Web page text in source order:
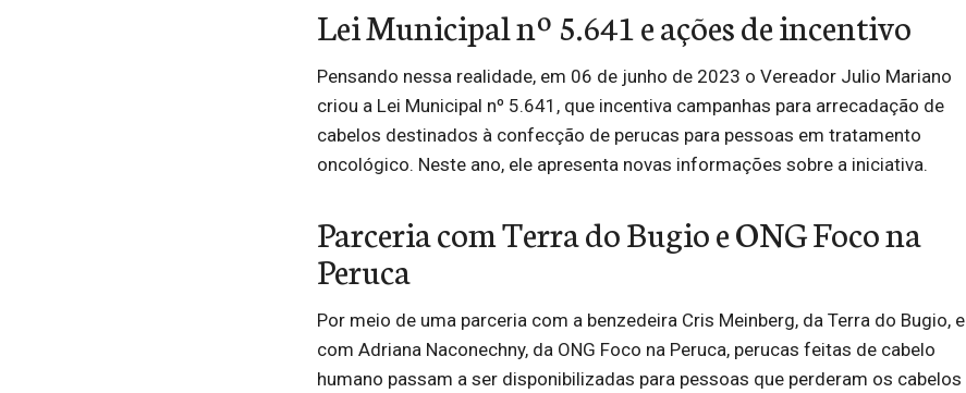
Lei Municipal nº 5.641 e ações de incentivo
Pensando nessa realidade, em 06 de junho de 2023 o Vereador Julio Mariano
criou a Lei Municipal nº 5.641, que incentiva campanhas para arrecadação de
cabelos destinados à confecção de perucas para pessoas em tratamento
oncológico. Neste ano, ele apresenta novas informações sobre a iniciativa.
Parceria com Terra do Bugio e ONG Foco na
Peruca
Por meio de uma parceria com a benzedeira Cris Meinberg, da Terra do Bugio, e
com Adriana Naconechny, da ONG Foco na Peruca, perucas feitas de cabelo
humano passam a ser disponibilizadas para pessoas que perderam os cabelos